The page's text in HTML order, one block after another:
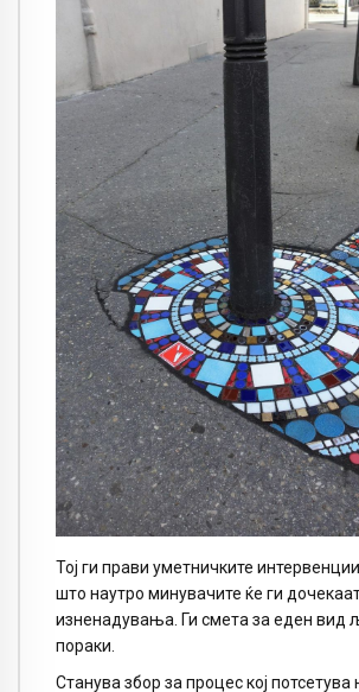
Тој ги прави уметничките
што наутро минувачите ќе ги
изненадувања. Ги смета за еден вид
пораки.
Станува збор за процес кој потсетува